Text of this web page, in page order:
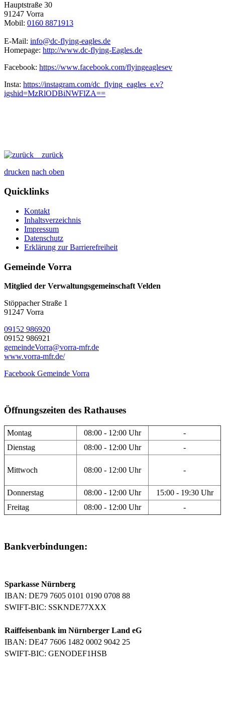
Hauptstraße 30
91247 Vorra
Mobil: 0160 8871913
E-Mail: info@dc-flying-eagles.de
Homepage: http://www.dc-flying-Eagles.de
Facebook: https://www.facebook.com/flyingeaglesev
Insta: https://instagram.com/dc_flying_eagles_e.v?
igshid=MzRlODBiNWFlZA==
zurück
drucken nach oben
Quicklinks
Kontakt
Inhaltsverzeichnis
Impressum
Datenschutz
Erklärung zur Barrierefreiheit
Gemeinde Vorra
Mitglied der Verwaltungsgemeinschaft Velden
Stöppacher Straße 1
91247 Vorra
09152 986920
09152 986921
gemeindeVorra@vorra-mfr.de
www.vorra-mfr.de/
Facebook Gemeinde Vorra
Öffnungszeiten des Rathauses
Montag 08:00 - 12:00 Uhr
-
Dienstag
08:00 - 12:00 Uhr -
Mittwoch 08:00 - 12:00 Uhr -
Donnerstag 08:00 - 12:00 Uhr
15:00 - 19:30 Uhr
Freitag
08:00 - 12:00 Uhr -
Bankverbindungen:
Sparkasse Nürnberg
IBAN: DE79 7605 0101 0190 0708 88
SWIFT-BIC: SSKNDE77XXX
Raiffeisenbank im Nürnberger Land eG
IBAN: DE47 7606 1482 0002 9042 25
SWIFT-BIC: GENODEF1HSB